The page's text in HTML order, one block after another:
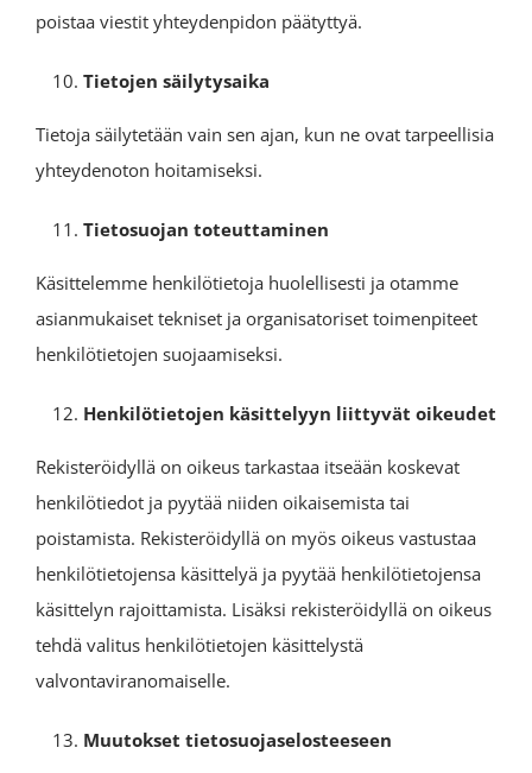
poistaa viestit yhteydenpidon päätyttyä.
Tietojen säilytysaika
Tietoja säilytetään vain sen ajan, kun ne ovat tarpeellisia
yhteydenoton hoitamiseksi.
Tietosuojan toteuttaminen
Käsittelemme henkilötietoja huolellisesti ja otamme
asianmukaiset tekniset ja organisatoriset toimenpiteet
henkilötietojen suojaamiseksi.
Henkilötietojen käsittelyyn liittyvät oikeudet
Rekisteröidyllä on oikeus tarkastaa itseään koskevat
henkilötiedot ja pyytää niiden oikaisemista tai
poistamista. Rekisteröidyllä on myös oikeus vastustaa
henkilötietojensa käsittelyä ja pyytää henkilötietojensa
käsittelyn rajoittamista. Lisäksi rekisteröidyllä on oikeus
tehdä valitus henkilötietojen käsittelystä
valvontaviranomaiselle.
Muutokset tietosuojaselosteeseen